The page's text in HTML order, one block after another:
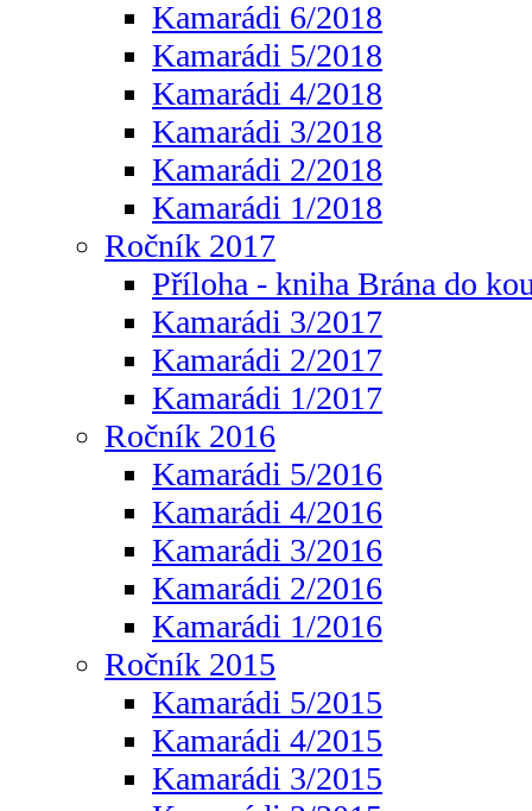
Kamarádi 6/2018
Kamarádi 5/2018
Kamarádi 4/2018
Kamarádi 3/2018
Kamarádi 2/2018
Kamarádi 1/2018
Ročník 2017
Příloha - kniha Brána do
Kamarádi 3/2017
Kamarádi 2/2017
Kamarádi 1/2017
Ročník 2016
Kamarádi 5/2016
Kamarádi 4/2016
Kamarádi 3/2016
Kamarádi 2/2016
Kamarádi 1/2016
Ročník 2015
Kamarádi 5/2015
Kamarádi 4/2015
Kamarádi 3/2015